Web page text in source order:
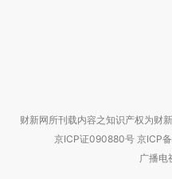
财新网所刊载内容之知识产权为财
京ICP证090880号 京ICP
广播电